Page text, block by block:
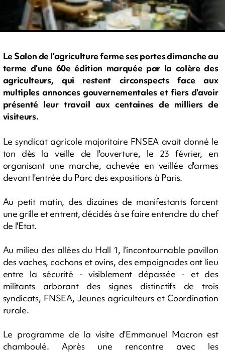
Le Salon de l'agriculture ferme ses portes dimanche au
terme d'une 60e édition marquée par la colère des
agriculteurs, qui restent circonspects face aux
multiples annonces gouvernementales et fiers d'avoir
présenté leur travail aux centaines de milliers de
visiteurs.
Le syndicat agricole majoritaire FNSEA avait donné le
ton dès la veille de l'ouverture, le 23 février, en
organisant une marche, achevée en veillée d'armes
devant l'entrée du Parc des expositions à Paris.
Au petit matin, des dizaines de manifestants forcent
une grille et entrent, décidés à se faire entendre du chef
de l'Etat.
Au milieu des allées du Hall 1, l'incontournable pavillon
des vaches, cochons et ovins, des empoignades ont lieu
entre la sécurité - visiblement dépassée - et des
militants arborant des signes distinctifs de trois
syndicats, FNSEA, Jeunes agriculteurs et Coordination
rurale.
Le programme de la visite d'Emmanuel Macron est
chamboulé. Après une rencontre avec les